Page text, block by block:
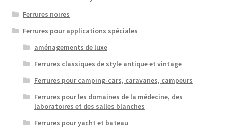
Ferrures noires
Ferrures pour applications spéciales
aménagements de luxe
Ferrures classiques de style antique et vintage
Ferrures pour camping-cars, caravanes, campeurs
Ferrures pour les domaines de la médecine, des
laboratoires et des salles blanches
Ferrures pour yacht et bateau